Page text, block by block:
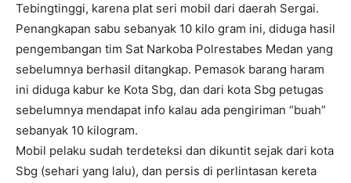
Tebingtinggi, karena plat seri mobil dari daerah Sergai.
Penangkapan sabu sebanyak 10 kilo gram ini, diduga hasil
pengembangan tim Sat Narkoba Polrestabes Medan yang
sebelumnya berhasil ditangkap. Pemasok barang haram
ini diduga kabur ke Kota Sbg, dan dari kota Sbg petugas
sebelumnya mendapat info kalau ada pengiriman “buah”
sebanyak 10 kilogram.
Mobil pelaku sudah terdeteksi dan dikuntit sejak dari kota
Sbg (sehari yang lalu), dan persis di perlintasan kereta